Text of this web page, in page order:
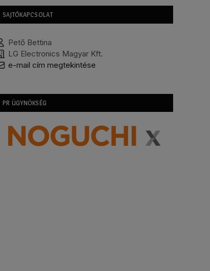
SAJTÓKAPCSOLAT
Pető Bettina
LG Electronics Magyar Kft.
e-mail cím megtekintése
PR ÜGYNÖKSÉG